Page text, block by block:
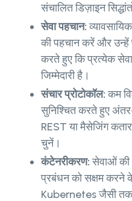
संचालित डिज़ाइन
सेवा पहचान:
की पहचान करें और उन्हें
करते हुए कि प्रत्येक
जिम्मेदारी है।
संचार प्रोटोकॉल:कम
सुनिश्चित करते हुए
REST या मैसेजिंग
चुनें।
कंटेनरीकरण:सेवाओं की
प्रबंधन को सक्षम
Kubernetes जैसी